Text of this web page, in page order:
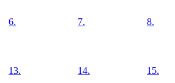
6. 7. 8.
13. 14. 15.